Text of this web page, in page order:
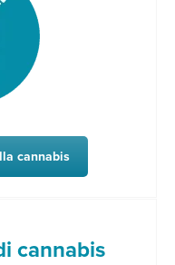
cannabis
cannabis